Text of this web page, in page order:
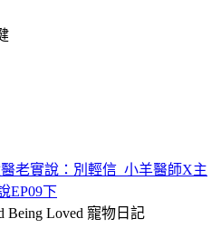
老實說：別輕信_小羊醫師X主
EP09下
Being Loved 寵物日記